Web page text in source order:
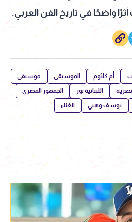
واضحًا في تاريخ الفن العربي.
أم كلثوم الموسيقى موسيقى
اللبنانية نور الجمهور المصري
يوسف وهبي الغناء